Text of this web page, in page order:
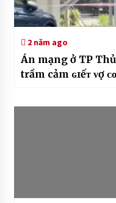
2 năm ago
Án mạng ở TP
trầm cảm ɢɪếᴛ ᴠợ